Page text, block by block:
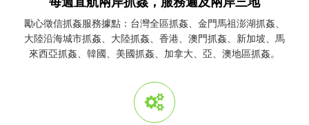
勵心徵信抓姦服務據點：台灣全區抓姦、金門馬祖澎湖抓姦、
大陸沿海城市抓姦、大陸抓姦、香港、澳門抓姦、新加坡、馬
來西亞抓姦、韓國、美國抓姦、加拿大、亞、澳地區抓姦。